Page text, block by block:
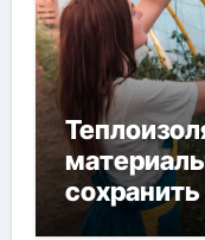
богатый